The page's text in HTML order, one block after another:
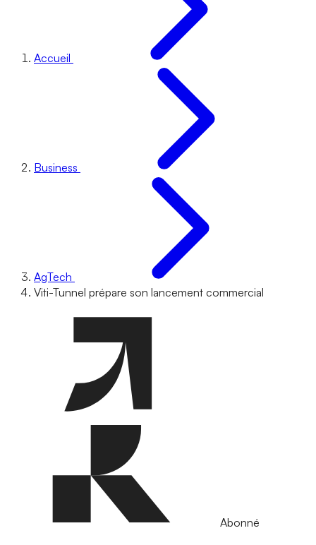
Accueil
Business
AgTech
Viti-Tunnel prépare son lancement commercial
Abonné